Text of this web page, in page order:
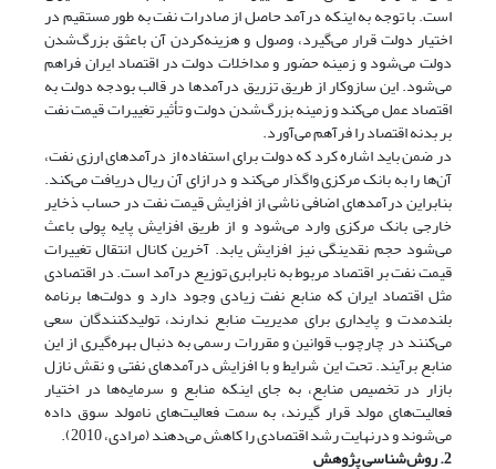
است. با توجه به اینکه درآمد حاصل از صادرات نفت به طور مستقیم در
اختیار دولت قرار می‌گیرد، وصول و هزینه‌کردن آن باعثق بزرگ‌شدن
دولت می‌شود و زمینه حضور و مداخلات دولت در اقتصاد ایران فراهم
می‌شود. این سازوکار از طریق تزریق درآمدها در قالب بودجه دولت به
اقتصاد عمل می‌کند و زمینه بزرگ‌شدن دولت و تأثیر تغییرات قیمت نفت
بر بدنه اقتصاد را فرآهم می‌آورد.
در ضمن باید اشاره کرد که دولت برای استفاده از درآمدهای ارزی نفت،
آن‌ها را به بانک مرکزی واگذار می‌کند و در ازای آن ریال دریافت می‌کند.
بنابراین درآمدهای اضافی ناشی از افزایش قیمت نفت در حساب ذخایر
خارجی بانک مرکزی وارد می‌شود و از طریق افزایش پایه پولی باعث
می‌شود حجم نقدینگی نیز افزایش یابد. آخرین کانال انتقال تغییرات
قیمت نفت بر اقتصاد مربوط به نابرابری توزیع درآمد است. در اقتصادی
مثل اقتصاد ایران که منابع نفت زیادی وجود دارد و دولت‌ها برنامه
بلندمدت و پایداری برای مدیریت منابع ندارند، تولیدکنندگان سعی
می‌کنند در چارچوب قوانین و مقررات رسمی به دنبال بهره‌گیری از این
منابع برآیند. تحت این شرایط و با افزایش درآمدهای نفتی و نقش نازل
بازار در تخصیص منابع، به جای اینکه منابع و سرمایه‌ها در اختیار
فعالیت‌های مولد قرار گیرند، به سمت فعالیت‌های نامولد سوق داده
می‌شوند و درنهایت رشد اقتصادی را کاهش می‌دهند (مرادی، 2010).
2. روش‌شناسی پژوهش